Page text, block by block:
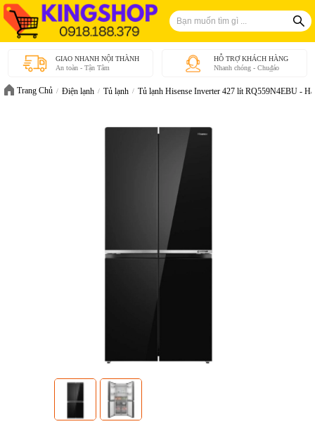
GIAO NHANH NỘI THÀNH
An toàn - Tận Tâm
HỖ TRỢ KHÁCH HÀNG
Nhanh chóng - Chu₫áo
Trang Chủ Điện lạnh Tủ lạnh Tủ lạnh Hisense Inverter 427 lít RQ559N4EBU -